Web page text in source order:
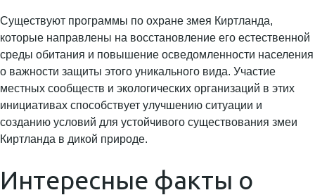
Существуют программы по охране змея Киртланда,
которые направлены на восстановление его естественной
среды обитания и повышение осведомленности населения
о важности защиты этого уникального вида. Участие
местных сообществ и экологических организаций в этих
инициативах способствует улучшению ситуации и
созданию условий для устойчивого существования змеи
Киртланда в дикой природе.
Интересные факты о